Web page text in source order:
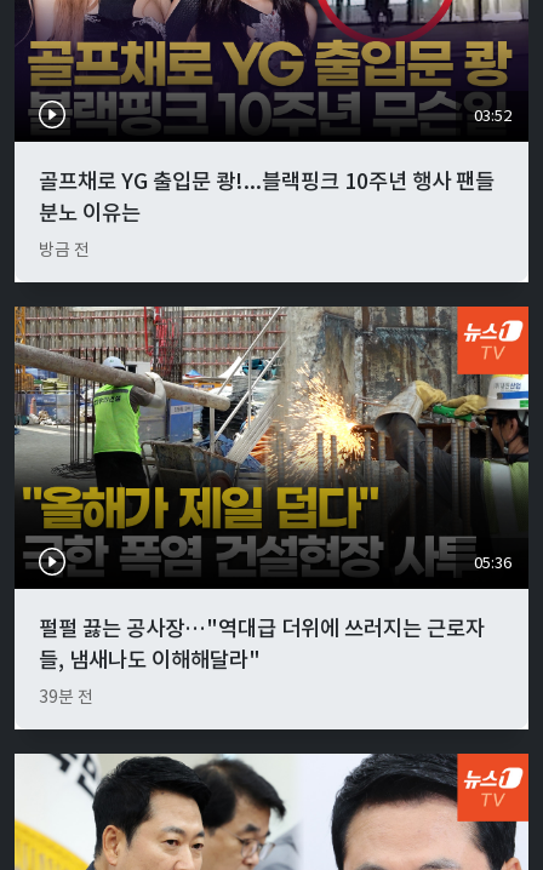
03:52
골프채로 YG 출입문 쾅!...블랙핑크 10주년 행사 팬들
분노 이유는
방금 전
05:36
펄펄 끓는 공사장…"역대급 더위에 쓰러지는 근로자
들, 냄새나도 이해해달라"
39분 전